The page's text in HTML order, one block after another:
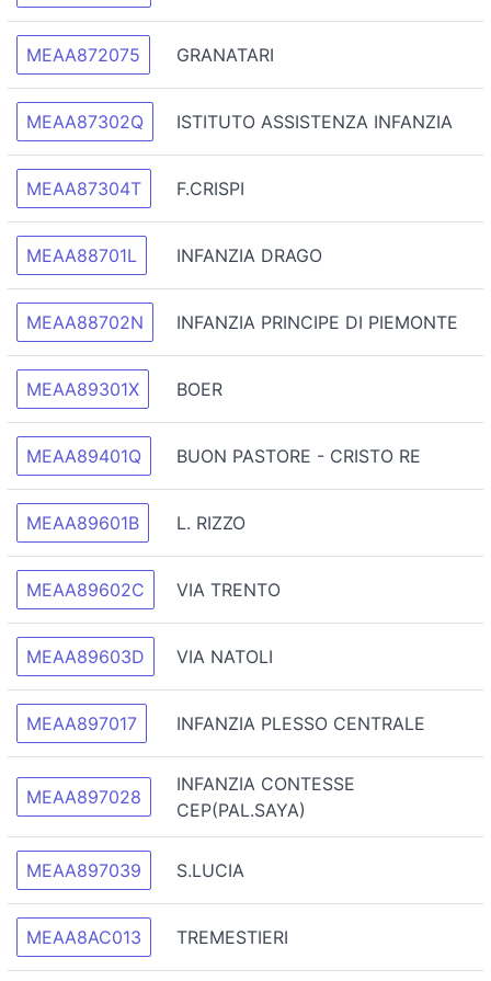
MEAA872075 GRANATARI
MEAA87302Q ISTITUTO ASSISTENZA INFANZIA
MEAA87304T F.CRISPI
MEAA88701L INFANZIA DRAGO
MEAA88702N INFANZIA PRINCIPE DI PIEMONTE
MEAA89301X BOER
MEAA89401Q BUON PASTORE - CRISTO RE
MEAA89601B L. RIZZO
MEAA89602C VIA TRENTO
MEAA89603D VIA NATOLI
MEAA897017 INFANZIA PLESSO CENTRALE
MEAA897028
INFANZIA CONTESSE
CEP(PAL.SAYA)
MEAA897039 S.LUCIA
MEAA8AC013 TREMESTIERI